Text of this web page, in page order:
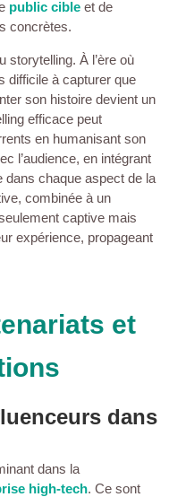
public cible et de
concrètes.
storytelling. À l’ère où
difficile à capturer que
son histoire devient un
efficace peut
en humanisant son
l’audience, en intégrant
dans chaque aspect de la
combinée à un
captive mais
expérience, propageant
et
dans
dans la
high-tech. Ce sont